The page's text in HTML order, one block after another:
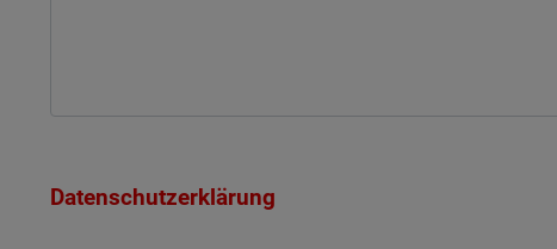
Datenschutzerklärung